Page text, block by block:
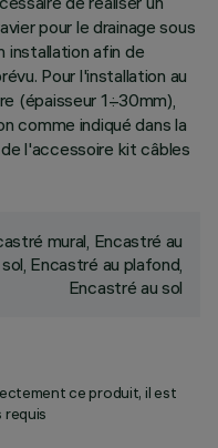
pour le drainage sous
installation afin de
Pour l'installation au
(épaisseur 1÷30mm),
comme indiqué dans la
l'accessoire kit câbles
mural, Encastré au
sol, Encastré au plafond,
Encastré au sol
ce produit, il est
requis